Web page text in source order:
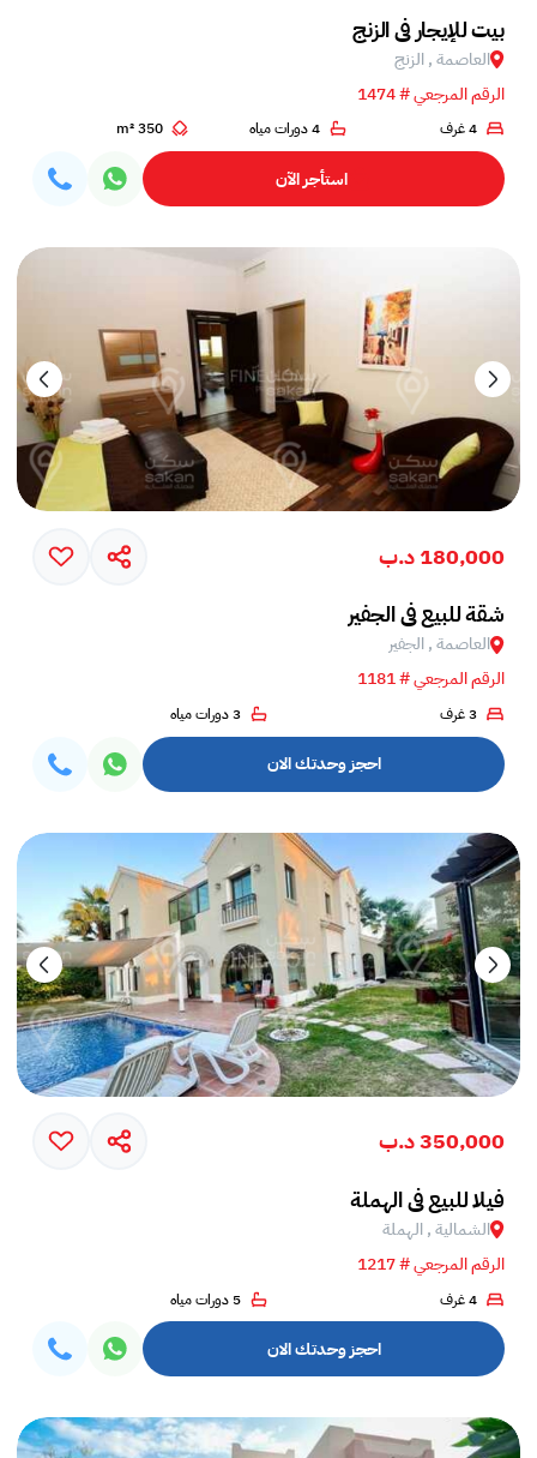
بيت للإيجار في الزنج
العاصمة , الزنج
الرقم المرجعي # 1474
4 غرف 4 دورات مياه 350 m²
استأجر الآن
180,000 د.ب
شقة للبيع في الجفير
العاصمة , الجفير
الرقم المرجعي # 1181
3 غرف 3 دورات مياه
احجز وحدتك الان
350,000 د.ب
فيلا للبيع في الهملة
الشمالية , الهملة
الرقم المرجعي # 1217
4 غرف 5 دورات مياه
احجز وحدتك الان